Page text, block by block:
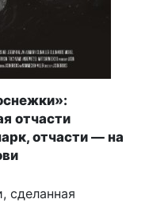
отчасти
отчасти — на
сделанная